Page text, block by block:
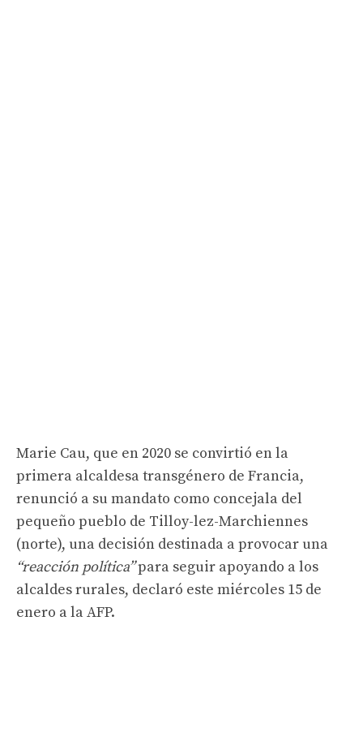
Marie Cau, que en 2020 se convirtió en la
primera alcaldesa transgénero de Francia,
renunció a su mandato como concejala del
pequeño pueblo de Tilloy-lez-Marchiennes
(norte), una decisión destinada a provocar una
“reacción política”para seguir apoyando a los
alcaldes rurales, declaró este miércoles 15 de
enero a la AFP.